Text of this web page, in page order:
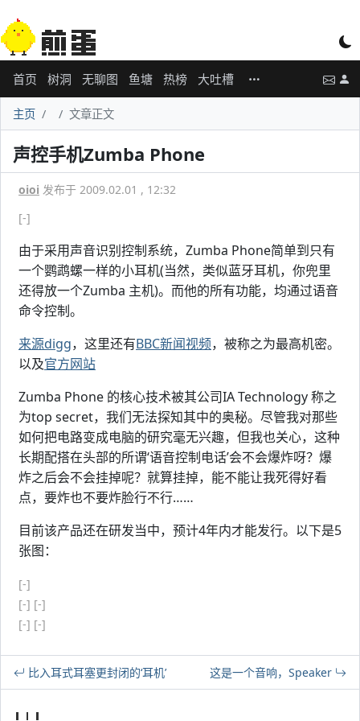
首页 树洞 无聊图 鱼塘 热榜 大吐槽
主页 文章正文
声控手机Zumba Phone
oioi 发布于 2009.02.01 , 12:32
[-]
由于采用声音识别控制系统，Zumba Phone简单到只有
一个鹦鹉螺一样的小耳机(当然，类似蓝牙耳机，你兜里
还得放一个Zumba 主机)。而他的所有功能，均通过语音
命令控制。
来源digg，这里还有BBC新闻视频，被称之为最高机密。
以及官方网站
Zumba Phone 的核心技术被其公司IA Technology 称之
为top secret，我们无法探知其中的奥秘。尽管我对那些
如何把电路变成电脑的研究毫无兴趣，但我也关心，这种
长期配搭在头部的所谓‘语音控制电话’会不会爆炸呀？爆
炸之后会不会挂掉呢？就算挂掉，能不能让我死得好看
点，要炸也不要炸脸行不行……
目前该产品还在研发当中，预计4年内才能发行。以下是5
张图：
[-]
[-] [-]
[-] [-]
比入耳式耳塞更封闭的‘耳机’ 这是一个音响，Speaker